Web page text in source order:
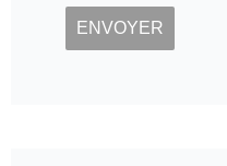
ENVOYER